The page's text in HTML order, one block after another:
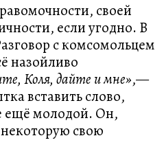
своей
если угодно. В
с комсомольцем
назойливо
Коля, дайте и мне»,—
вставить слово,
ещё молодой. Он,
свою